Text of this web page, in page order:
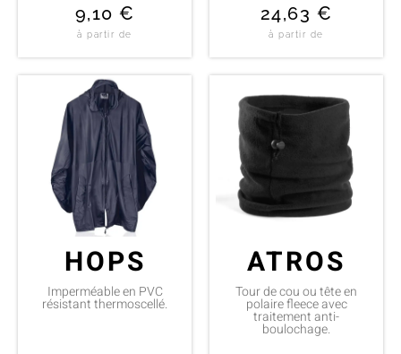
9,10 €
à partir de
24,63 €
à partir de
HOPS
Imperméable en PVC
résistant thermoscellé.
ATROS
Tour de cou ou tête en
polaire fleece avec
traitement anti-
boulochage.